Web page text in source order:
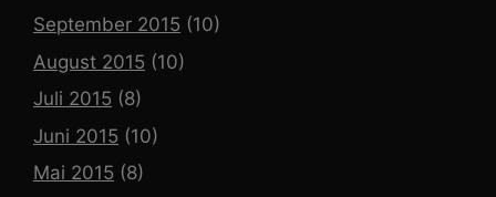
September 2015 (10)
August 2015 (10)
Juli 2015 (8)
Juni 2015 (10)
Mai 2015 (8)